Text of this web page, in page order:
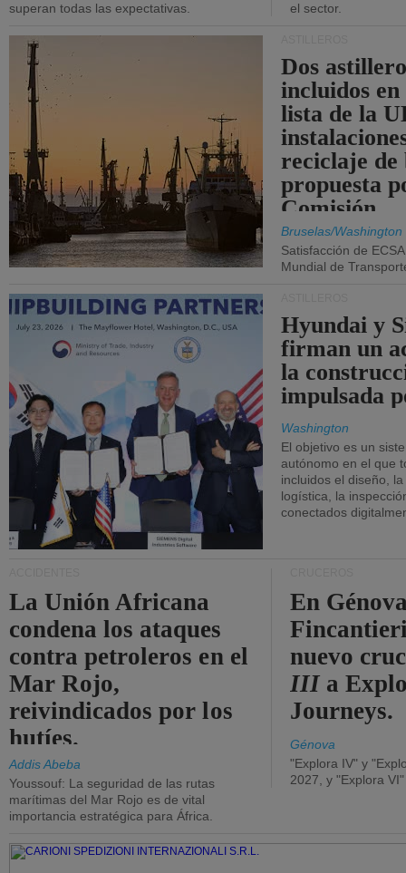
superan todas las expectativas.
el sector.
Dos
incluidos
lista de la
reciclaje de
propuesta
Comisión.
Bruselas/Washington
Satisfacción de
Mundial de
Hyundai y
firman un
la
impulsada
Washington
El objetivo es un
autónomo en el que
incluidos el diseño,
logística, la
conectados
La Unión Africana
condena los ataques
contra petroleros en el
Mar Rojo,
reivindicados por los
hutíes.
Addis Abeba
Youssouf: La seguridad de las rutas
marítimas del Mar Rojo es de vital
importancia estratégica para África.
En
nuevo
III a
Journeys.
Génova
"Explora IV" y
2027, y "Explora